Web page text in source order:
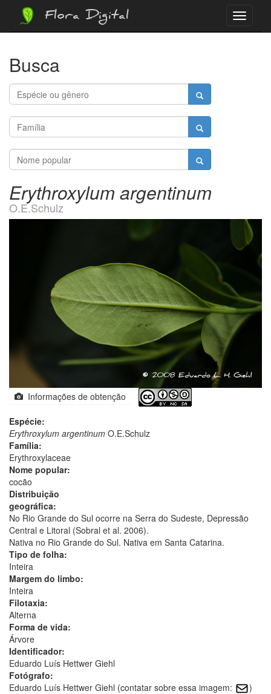
Menu
Flora Digital
Busca
Erythroxylum argentinum
O.E.Schulz
Informações de obtenção
Espécie:
Erythroxylum argentinum O.E.Schulz
Família:
Erythroxylaceae
Nome popular:
cocão
Distribuição
geográfica:
No Rio Grande do Sul ocorre na Serra do Sudeste, Depressão
Central e Litoral (Sobral et al. 2006).
Nativa no Rio Grande do Sul. Nativa em Santa Catarina.
Tipo de folha:
Inteira
Margem do limbo:
Inteira
Filotaxia:
Alterna
Forma de vida:
Árvore
Identificador:
Eduardo Luís Hettwer Giehl
Fotógrafo:
Eduardo Luís Hettwer Giehl (contatar sobre essa imagem:
)